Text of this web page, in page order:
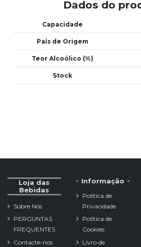
Dados do
Capacidade
País de Origem
Teor Alcoólico (%)
Stock
Loja das
Bebidas
Sobre Nós
PERGUNTAS
FREQUENTES
Contacte-nos
Informação
Política de
Privacidade
Política de
Cookies
Livro de